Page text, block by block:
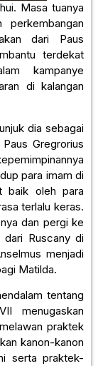
Masa tuanya
perkembangan
dari Paus
terdekat
kampanye
di kalangan
dia sebagai
Gregrorius
para imam di
baik oleh para
terlalu keras.
dan pergi ke
dari Ruscany di
menjadi
Matilda.
tentang
menugaskan
praktek
kanon-kanon
serta praktek-